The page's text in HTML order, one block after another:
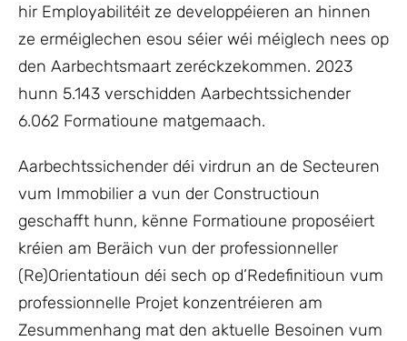
hir Employabilitéit ze developpéieren an hinnen
ze erméiglechen esou séier wéi méiglech nees op
den Aarbechtsmaart zeréckzekommen. 2023
hunn 5.143 verschidden Aarbechtssichender
6.062 Formatioune matgemaach.
Aarbechtssichender déi virdrun an de Secteuren
vum Immobilier a vun der Constructioun
geschafft hunn, kënne Formatioune proposéiert
kréien am Beräich vun der professionneller
(Re)Orientatioun déi sech op d’Redefinitioun vum
professionnelle Projet konzentréieren am
Zesummenhang mat den aktuelle Besoinen vum